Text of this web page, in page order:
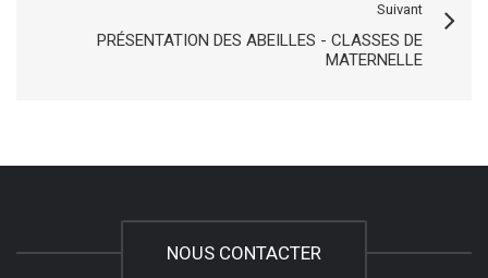
Suivant
PRÉSENTATION DES ABEILLES - CLASSES DE
MATERNELLE
NOUS CONTACTER